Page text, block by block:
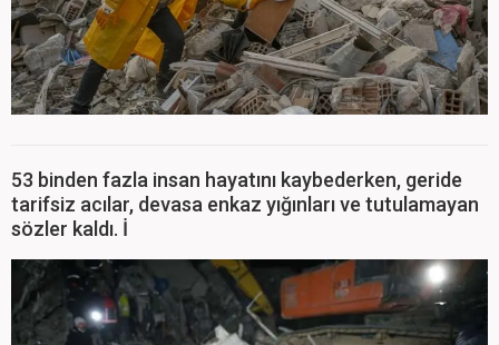
53 binden fazla insan hayatını kaybederken, geride
tarifsiz acılar, devasa enkaz yığınları ve tutulamayan
sözler kaldı. İ